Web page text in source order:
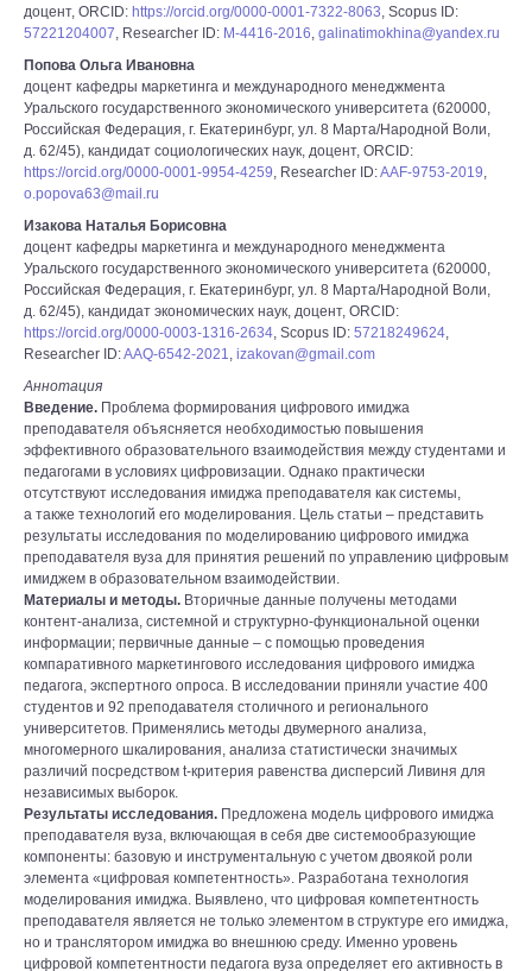
доцент, ORCID: https://orcid.org/0000-0001-7322-8063, Scopus ID:
57221204007, Researcher ID: M-4416-2016, galinatimokhina@yandex.ru
Попова Ольга Ивановна
доцент кафедры маркетинга и международного менеджмента
Уральского государственного экономического университета (620000,
Российская Федерация, г. Екатеринбург, ул. 8 Марта/Народной Воли,
д. 62/45), кандидат социологических наук, доцент, ORCID:
https://orcid.org/0000-0001-9954-4259, Researcher ID:AAF-9753-2019,
o.popova63@mail.ru
Изакова Наталья Борисовна
доцент кафедры маркетинга и международного менеджмента
Уральского государственного экономического университета (620000,
Российская Федерация, г. Екатеринбург, ул. 8 Марта/Народной Воли,
д. 62/45), кандидат экономических наук, доцент, ORCID:
https://orcid.org/0000-0003-1316-2634, Scopus ID: 57218249624,
Researcher ID:AAQ-6542-2021, izakovan@gmail.com
Аннотация
Введение. Проблема формирования цифрового имиджа
преподавателя объясняется необходимостью повышения
эффективного образовательного взаимодействия между студентами и
педагогами в условиях цифровизации. Однако практически
отсутствуют исследования имиджа преподавателя как системы,
а также технологий его моделирования. Цель статьи – представить
результаты исследования по моделированию цифрового имиджа
преподавателя вуза для принятия решений по управлению цифровым
имиджем в образовательном взаимодействии.
Материалы и методы. Вторичные данные получены методами
контент-анализа, системной и структурно-функциональной оценки
информации; первичные данные – с помощью проведения
компаративного маркетингового исследования цифрового имиджа
педагога, экспертного опроса. В исследовании приняли участие 400
студентов и 92 преподавателя столичного и регионального
университетов. Применялись методы двумерного анализа,
многомерного шкалирования, анализа статистически значимых
различий посредством t-критерия равенства дисперсий Ливиня для
независимых выборок.
Результаты исследования. Предложена модель цифрового имиджа
преподавателя вуза, включающая в себя две системообразующие
компоненты: базовую и инструментальную с учетом двоякой роли
элемента «цифровая компетентность». Разработана технология
моделирования имиджа. Выявлено, что цифровая компетентность
преподавателя является не только элементом в структуре его имиджа,
но и транслятором имиджа во внешнюю среду. Именно уровень
цифровой компетентности педагога вуза определяет его активность в